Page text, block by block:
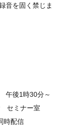
音を固く禁じま
1時30分～
ナー室
信